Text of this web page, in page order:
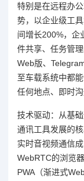
特别是在远程办
势，以企业级工
间增长200%，企
件共享、任务管
Web版、
至车载系统中都
任何地点、即时沟
技术驱动：从基
通讯工具发展的
实时音视频通信
WebRTC的浏览
PWA（渐进式